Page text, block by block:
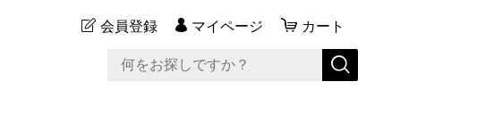
会員登録 マイページ カート